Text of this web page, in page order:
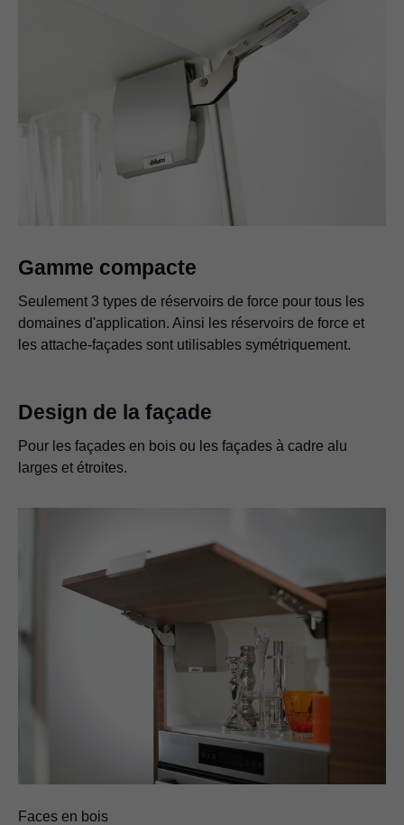
Gamme compacte
Seulement 3 types de réservoirs de force pour tous les
domaines d'application. Ainsi les réservoirs de force et
les attache-façades sont utilisables symétriquement.
Design de la façade
Pour les façades en bois ou les façades à cadre alu
larges et étroites.
Faces en bois